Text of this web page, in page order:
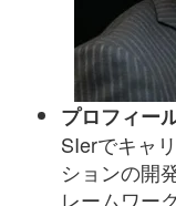
プロフィー
SIerでキャ
ションの開
レームワー